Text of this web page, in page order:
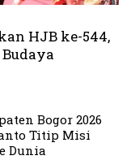
HJB ke-544,
Bogor 2026
Titip Misi
Dunia